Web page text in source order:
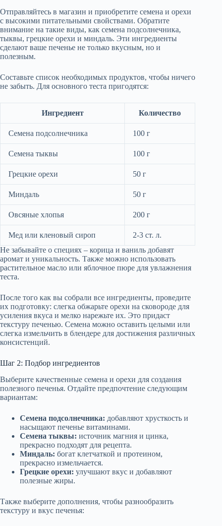
Отправляйтесь в магазин и приобретите семена и орехи
с высокими питательными свойствами. Обратите
внимание на такие виды, как семена подсолнечника,
тыквы, грецкие орехи и миндаль. Эти ингредиенты
сделают ваше печенье не только вкусным, но и
полезным.
Составьте список необходимых продуктов, чтобы ничего
не забыть. Для основного теста пригодятся:
Ингредиент Количество
Семена подсолнечника 100 г
Семена тыквы 100 г
Грецкие орехи 50 г
Миндаль 50 г
Овсяные хлопья 200 г
Мед или кленовый сироп
2-3 ст. л.
Не забывайте о специях – корица и ваниль добавят
аромат и уникальность. Также можно использовать
растительное масло или яблочное пюре для увлажнения
теста.
После того как вы собрали все ингредиенты, проведите
их подготовку: слегка обжарьте орехи на сковороде для
усиления вкуса и мелко нарежьте их. Это придаст
текстуру печенью. Семена можно оставить целыми или
слегка измельчить в блендере для достижения различных
консистенций.
Шаг 2: Подбор ингредиентов
Выберите качественные семена и орехи для создания
полезного печенья. Отдайте предпочтение следующим
вариантам:
Семена подсолнечника: добавляют хрусткость и
насыщают печенье витаминами.
Семена тыквы: источник магния и цинка,
прекрасно подходят для рецепта.
Миндаль: богат клетчаткой и протеином,
прекрасно измельчается.
Грецкие орехи: улучшают вкус и добавляют
полезные жиры.
Также выберите дополнения, чтобы разнообразить
текстуру и вкус печенья: